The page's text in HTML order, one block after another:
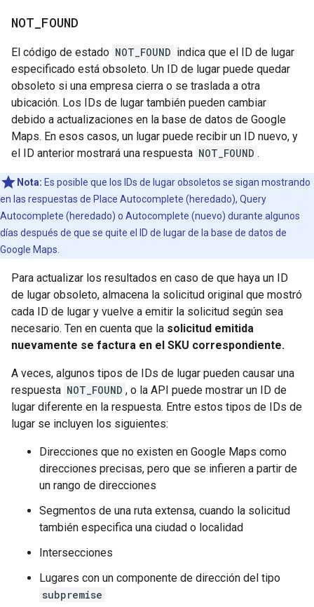
NOT FOUND
El código de estado NOT_FOUND indica que el ID de lugar
especificado está obsoleto. Un ID de lugar puede quedar
obsoleto si una empresa cierra o se traslada a otra
ubicación. Los IDs de lugar también pueden cambiar
debido a actualizaciones en la base de datos de Google
Maps. En esos casos, un lugar puede recibir un ID nuevo, y
el ID anterior mostrará una respuesta NOT_FOUND .
Nota: Es posible que los IDs de lugar obsoletos se sigan mostrando
en las respuestas de Place Autocomplete (heredado), Query
Autocomplete (heredado) o Autocomplete (nuevo) durante algunos
días después de que se quite el ID de lugar de la base de datos de
Google Maps.
Para actualizar los resultados en caso de que haya un ID
de lugar obsoleto, almacena la solicitud original que mostró
cada ID de lugar y vuelve a emitir la solicitud según sea
necesario. Ten en cuenta que la solicitud emitida
nuevamente se factura en el SKU correspondiente.
A veces, algunos tipos de IDs de lugar pueden causar una
respuesta NOT_FOUND , o la API puede mostrar un ID de
lugar diferente en la respuesta. Entre estos tipos de IDs de
lugar se incluyen los siguientes:
Direcciones que no existen en Google Maps como
direcciones precisas, pero que se infieren a partir de
un rango de direcciones
Segmentos de una ruta extensa, cuando la solicitud
también especifica una ciudad o localidad
Intersecciones
Lugares con un componente de dirección del tipo
subpremise